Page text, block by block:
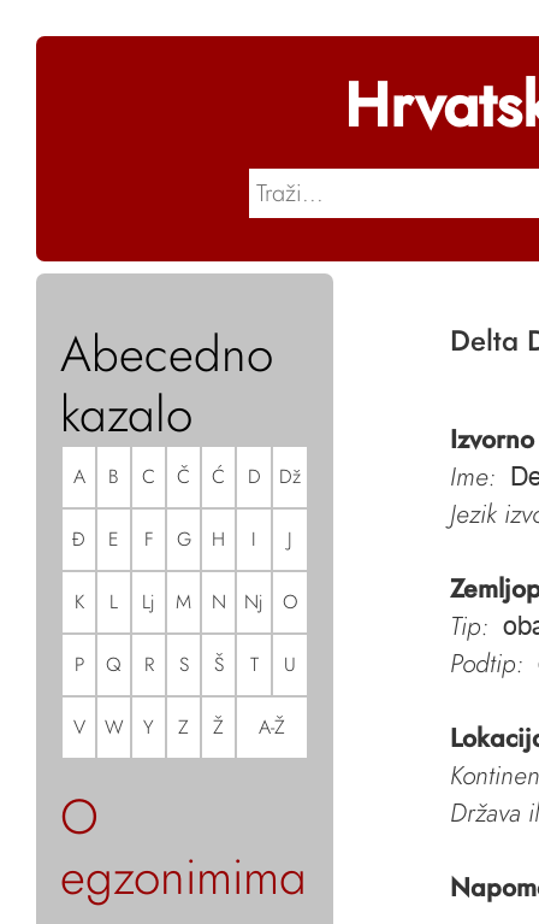
Abecedno
kazalo
A B C Č Ć D Dž
Đ E F G H I J
K L Lj M N Nj O
P Q R S Š T U
V W Y Z Ž A-Ž
O
egzonimima
Delta
Ime:
Jezik
Tip:
Podtip:
Država